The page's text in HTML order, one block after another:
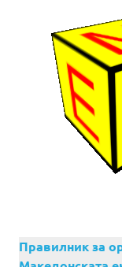
Правилник за